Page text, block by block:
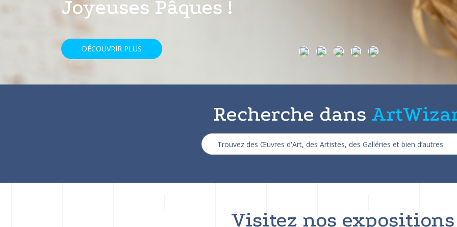
avec une réduction de 25%
DÉCOUVRIR PLUS
Recherche dans
Visitez nos expositions